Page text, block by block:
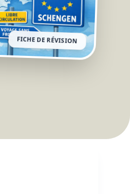
FICHE DE RÉVISION